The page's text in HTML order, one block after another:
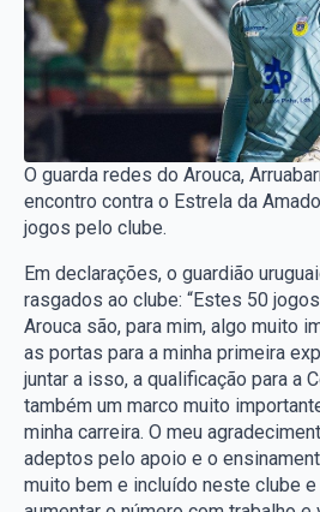
O guarda redes do Arouca,
encontro contra o Estrela da
jogos pelo clube.
Em declarações, o guardião
rasgados ao clube: “Estes 50
Arouca são, para mim, algo muito
as portas para a minha primeira
juntar a isso, a qualificação para a
também um marco muito
minha carreira. O meu
adeptos pelo apoio e o
muito bem e incluído neste clube